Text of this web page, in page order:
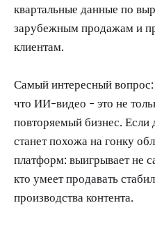
квартальные данные по
зарубежным продажам и
клиентам.
Самый интересный
что ИИ-видео - это не
повторяемый бизнес. Если
станет похожа на гонку
платформ: выигрывает не
кто умеет продавать
производства контента.